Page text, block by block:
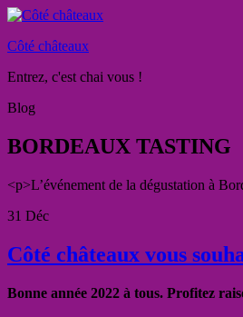
Côté châteaux
Entrez, c'est chai vous !
Blog
BORDEAUX TASTING
<p>L’événement de la dégustation à
31 Déc
Côté châteaux vous
Bonne année 2022 à tous. Profitez